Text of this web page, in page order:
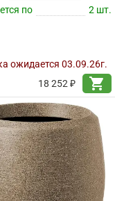
по
2 шт.
ожидается 03.09.26г.
18 252 ₽
shopping_cart